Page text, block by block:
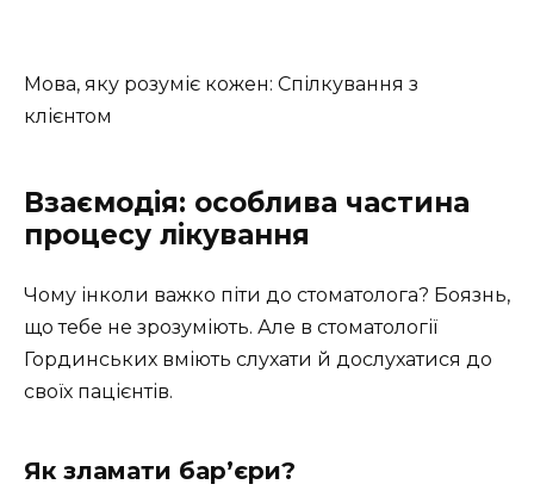
Мова, яку розуміє кожен: Спілкування з
клієнтом
Взаємодія: особлива частина
процесу лікування
Чому інколи важко піти до стоматолога? Боязнь,
що тебе не зрозуміють. Але в стоматології
Гординських вміють слухати й дослухатися до
своїх пацієнтів.
Як зламати бар’єри?